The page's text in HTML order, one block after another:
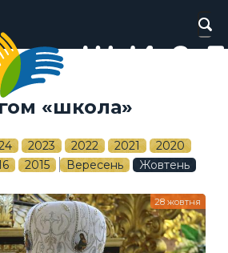
«школа»
2023 2022 2021
2020
2015 Вересень
Жовтень
28 жовтня